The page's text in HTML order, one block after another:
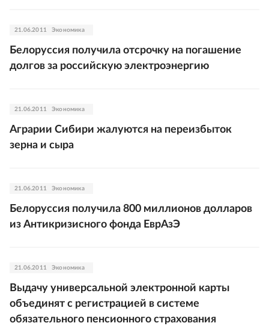
21.06.2011 Экономика
Белоруссия получила отсрочку на погашение
долгов за российскую электроэнергию
21.06.2011 Экономика
Аграрии Сибири жалуются на переизбыток
зерна и сыра
21.06.2011 Экономика
Белоруссия получила 800 миллионов долларов
из Антикризисного фонда ЕврАзЭ
21.06.2011 Экономика
Выдачу универсальной электронной карты
объединят с регистрацией в системе
обязательного пенсионного страхования